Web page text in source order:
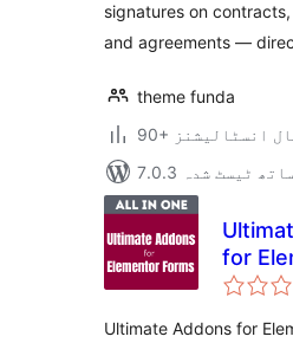
signatures on
and agreements —
theme funda
فعال انسٹالیشنز
کے ساتھ ٹیسٹ شدہ
for
Forms
Ultimate Addons for